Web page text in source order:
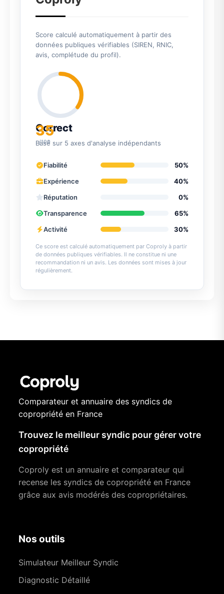
Score calculé automatiquement à partir des
données publiques vérifiables (SIREN, RNIC,
avis, complétude du profil).
35
/100
Correct
Basé sur 5 axes d'analyse indépendants
Fiabilité
50%
Expérience
40%
Réputation
0%
Transparence
65%
Activité
30%
Ce score est calculé automatiquement par Coproly à partir
de données publiques vérifiables. Il ne constitue ni une
recommandation ni un avis. Les données sont mises à jour
régulièrement.
Comparateur et annuaire des syndics de
copropriété en France
Trouvez le meilleur syndic pour gérer votre
copropriété
Coproly est un annuaire et comparateur qui
recense les syndics de copropriété en France
grâce aux avis modérés des copropriétaires.
Nos outils
Simulateur Meilleur Syndic
Diagnostic Détaillé